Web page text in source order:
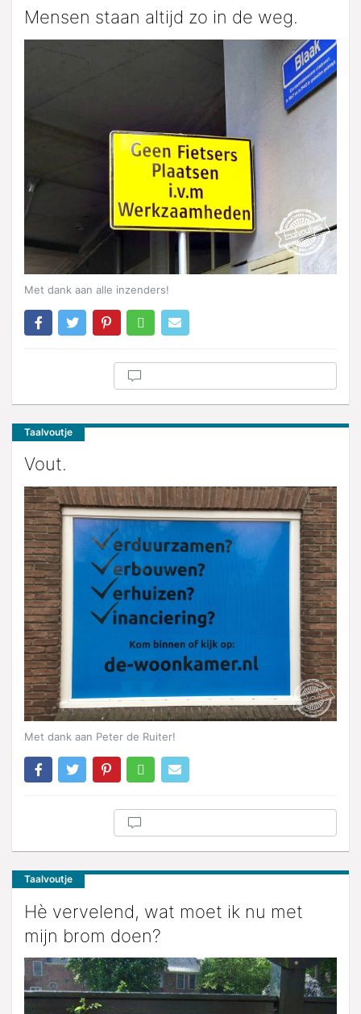
Mensen staan altijd zo in de weg.
Met dank aan alle inzenders!
Taalvoutje
Vout.
Met dank aan Peter de Ruiter!
Taalvoutje
Hè vervelend, wat moet ik nu met
mijn brom doen?